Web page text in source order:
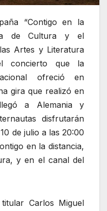
“Contigo en la
de Cultura y el
Artes y Literatura
concierto que la
ofreció en
gira que realizó en
a Alemania y
disfrutarán
de julio a las 20:00
en la distancia,
y en el canal del
Carlos Miguel